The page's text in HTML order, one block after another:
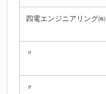
四電エンジニアリング㈱
〃
〃